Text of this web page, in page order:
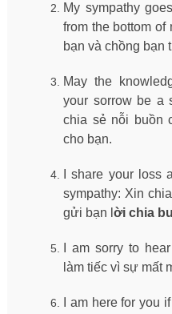
My sympathy
from the bottom
bạn và chồng bạn
May the
your sorrow be a
chia sẻ nỗi buồn
cho bạn.
I share your loss
sympathy: Xin
gửi bạn l ời chia
I am sorry to
làm tiếc vì sự mất
I am here for you